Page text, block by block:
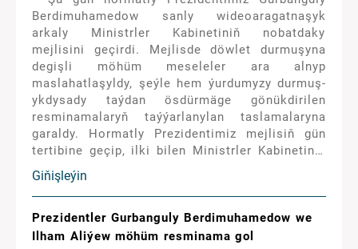
Ýaragly Güýçleriniň Belent Serkerdebaşysy
Gurbanguly Berdimuhamedowyň baýramçylyk
Gutlagynda aýdylýar.
Berdimuhamedow sanly wideoaragatnaşyk
arkaly Ministrler Kabinetiniň nobatdaky
mejlisini geçirdi. Mejlisde döwlet durmuşyna
degişli möhüm meseleler ara alnyp
maslahatlaşyldy, şeýle hem ýurdumyzy durmuş-
ykdysady taýdan ösdürmäge gönükdirilen
resminamalaryň taýýarlanylan taslamalaryna
garaldy. Hormatly Prezidentimiz mejlisiň gün
tertibine geçip, ilki bilen Ministrler Kabinetiniň
Başlygynyň orunbasary G.Müşşikowa söz berdi.
Wise-premýer «Aşgabat şäherinde ýerleşýän
käbir binalary hususylaşdyrmak hakyndaky»
Kararyň taslamasy hem-de Gymmat bahaly
metallar we gymmat bahaly daşlar baradaky
Giňişleýin
Prezidentler Gurbanguly Berdimuhamedow we
Ilham Aliýew möhüm resminama gol